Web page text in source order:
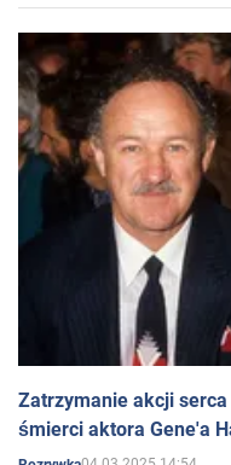
Zatrzymanie akcji
śmierci aktora Gene'a